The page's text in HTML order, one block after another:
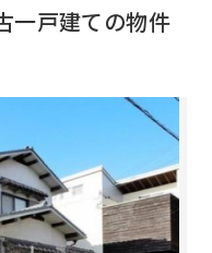
一戸建ての物件